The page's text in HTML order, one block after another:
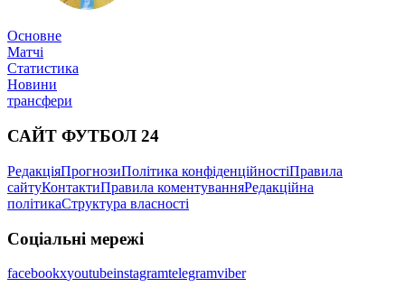
Основне
Матчі
Статистика
Новини
трансфери
САЙТ ФУТБОЛ 24
РедакціяПрогнозиПолітика конфіденційностіПравила
сайтуКонтактиПравила коментуванняРедакційна
політикаСтруктура власності
Соціальні мережі
facebookxyoutubeinstagramtelegramviber